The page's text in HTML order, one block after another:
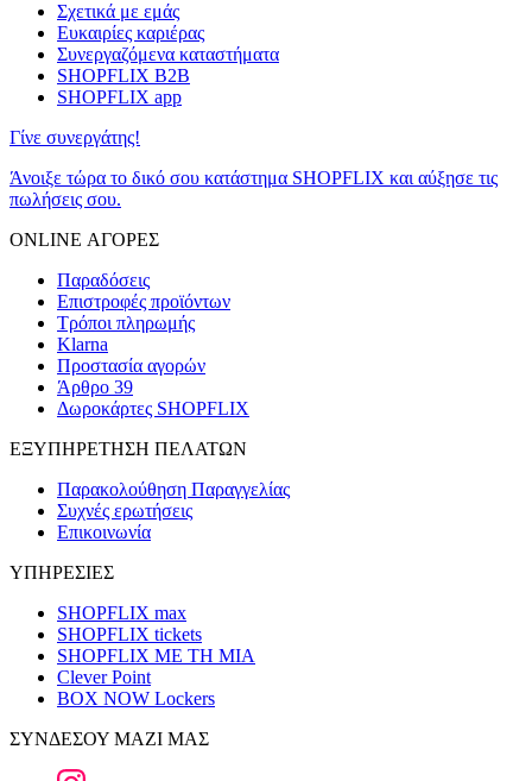
Σχετικά με εμάς
Ευκαιρίες καριέρας
Συνεργαζόμενα καταστήματα
SHOPFLIX B2B
SHOPFLIX app
Γίνε συνεργάτης!
Άνοιξε τώρα το δικό σου κατάστημα SHOPFLIX και αύξησε τις
πωλήσεις σου.
ONLINE ΑΓΟΡΕΣ
Παραδόσεις
Επιστροφές προϊόντων
Τρόποι πληρωμής
Klarna
Προστασία αγορών
Άρθρο 39
Δωροκάρτες SHOPFLIX
ΕΞΥΠΗΡΕΤΗΣΗ ΠΕΛΑΤΩΝ
Παρακολούθηση Παραγγελίας
Συχνές ερωτήσεις
Επικοινωνία
ΥΠΗΡΕΣΙΕΣ
SHOPFLIX max
SHOPFLIX tickets
SHOPFLIX ΜΕ ΤΗ ΜΙΑ
Clever Point
BOX NOW Lockers
ΣΥΝΔΕΣΟΥ ΜΑΖΙ ΜΑΣ